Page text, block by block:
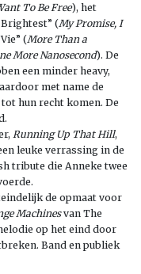
To Be Free), het
(My Promise, I
(More Than a
More Nanosecond). De
een minder heavy,
met name de
hun recht komen. De
Running Up That Hill,
leuke verrassing in de
tribute die Anneke twee
de opmaat voor
Machinesvan The
op het eind door
Band en publiek